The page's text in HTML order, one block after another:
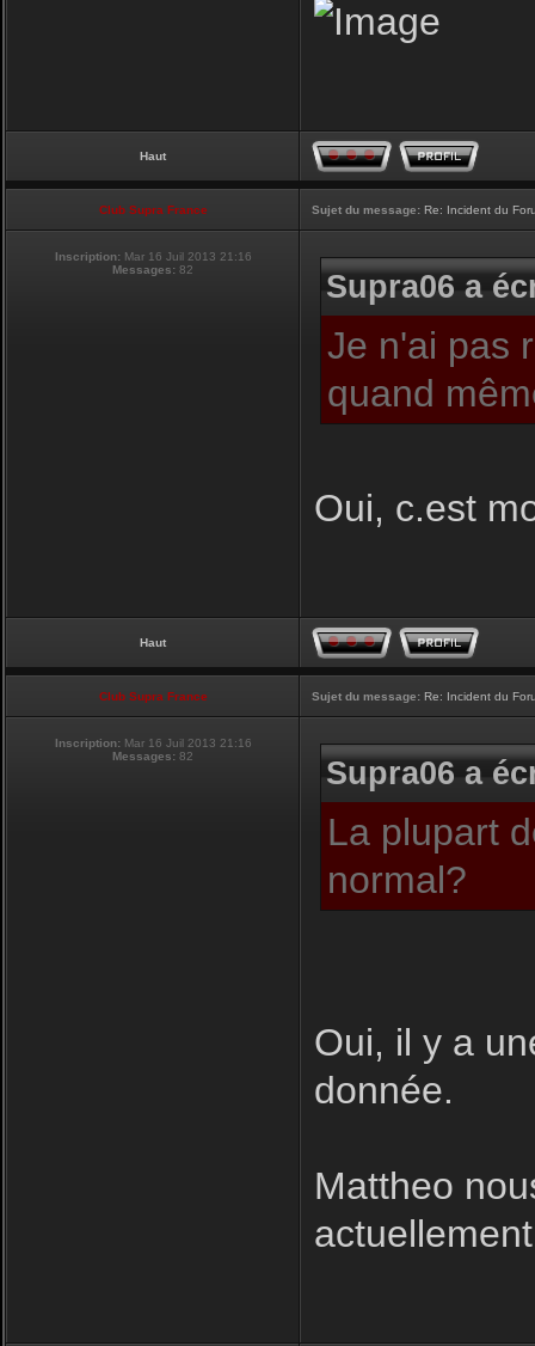
Haut
Club Supra France Sujet du message: Re: Incident du
Inscription: Mar 16 Juil 2013 21:16
Messages: 82 Supra06 a
Je n'ai pas
quand
Oui, c.est
Haut
Club Supra France Sujet du message: Re: Incident du
Inscription: Mar 16 Juil 2013 21:16
Messages: 82 Supra06 a
La plupart
normal?
Oui, il y a
donnée.
Mattheo